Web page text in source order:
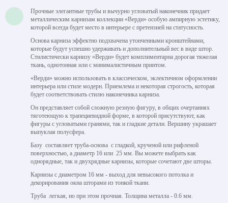
Прочные элегантные трубы и вычурно угловатый наконечник придает
металлическим карнизам коллекции «Верди» особую ампирную эстетику,
которой всегда будет место в интерьере с претензией на статусность.
Основа карниза эффектно подхвачена утонченными кронштейнами,
которые будут успешно удерживать и дополнительный вес в виде штор.
Стилистически карнизу «Верди» будет комплиментарна дорогая тяжелая
ткань, однотонная или с минималистичным принтом.
«Верди» можно использовать в классическом, эклектичном оформлении
интерьера или стиле модерн. Приемлема и некоторая строгость, которая
будет соответствовать стилю наконечника карниза.
Он представляет собой сложную резную фигуру, в общих очертаниях
тяготеющую к трапециевидной форме, в которой присутствуют, как
фигуры с угловатыми гранями, так и гладкие детали. Вершину украшает
выпуклая полусфера.
Базу составляет труба-основа с гладкой, крученой или рифленой
поверхностью, а диаметр 16 или 25 мм. Вы можете выбрать как
однорядные, так и двухрядные карнизы, которые сочетают две шторы.
Карнизы с диаметром 16 мм - выход для невысокого потолка и
декорирования окна шторами из тонкой ткани.
Труба легкая, но при этом прочная. Толщина металла - 0.6 мм.